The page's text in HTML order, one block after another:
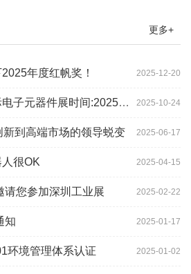
更多+
2025-12-20
年度红帆奖！
2025-10-24
器件展时间:2025年10月28-
2025-06-17
到高端市场的领导蜕变
2025-04-15
很OK
2025-02-22
请您参加深圳工业展
2025-01-17
知
2025-01-02
环境管理体系认证